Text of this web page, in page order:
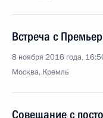
Встреча с
8 ноября 2016 года,
Москва, Кремль
Совещание с